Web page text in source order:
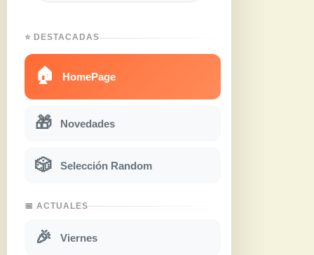
⭐ DESTACADAS
🏠 HomePage
🎁 Novedades
🎲 Selección Random
📅 ACTUALES
🎉 Viernes